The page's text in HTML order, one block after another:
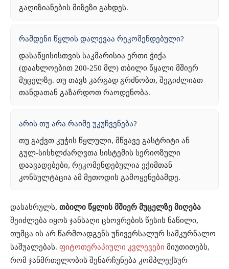
გაღიზიანების მიზეზი გახდეს.
რამდენი წყლის დალევაა რეკომენდებული?
დასაწყისისთვის საკმარისია ერთი ჭიქა
(დაახლოებით 200-250 მლ) თბილი წყალი მშიერ
მუცელზე. თუ თავს კარგად გრძნობთ, შეგიძლიათ
თანდათან გაზარდოთ რაოდენობა.
არის თუ არა რაიმე უკუჩვენება?
თუ გაქვთ კუჭის წყლული, მწვავე გასტრიტი ან
გულ-სისხლძარღვთა სისტემის სერიოზული
დაავადებები, რეკომენდებულია ექიმთან
კონსულტაცია ამ მეთოდის გამოყენებამდე.
დასასრულს, თბილი წყლის მშიერ მუცელზე მიღება
შეიძლება იყოს ჯანსაღი ცხოვრების წესის ნაწილი,
თუმცა ის არ წარმოადგენს უნივერსალურ სამკურნალო
საშუალებას. ფიტოთერაპიული კვლევები მიუთითებს,
რომ ჯანმრთელობის შენარჩუნება კომპლექსურ